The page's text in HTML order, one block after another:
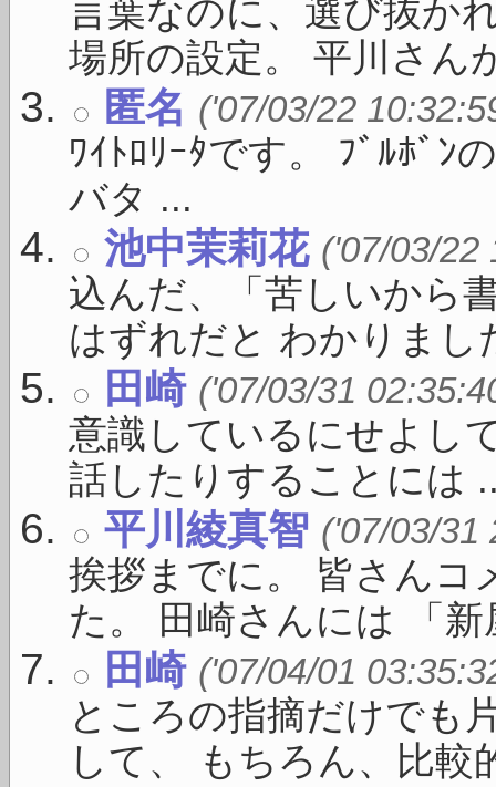
言葉なのに、選び抜か
場所の設定。 平川さん
匿名 ('07/03/22
ﾜｲﾄﾛﾘｰﾀです。 ﾌﾞﾙﾎﾞﾝ
バタ ...
池中茉莉花 ('07/03/22
込んだ、「苦しいから
はずれだと わかりまし
田崎 ('07/03/31
意識しているにせよし
話したりすることには
平川綾真智 ('07/03/31
挨拶までに。 皆さんコ
た。 田崎さんには 「新
田崎 ('07/04/01
ところの指摘だけでも
して、 もちろん、比較